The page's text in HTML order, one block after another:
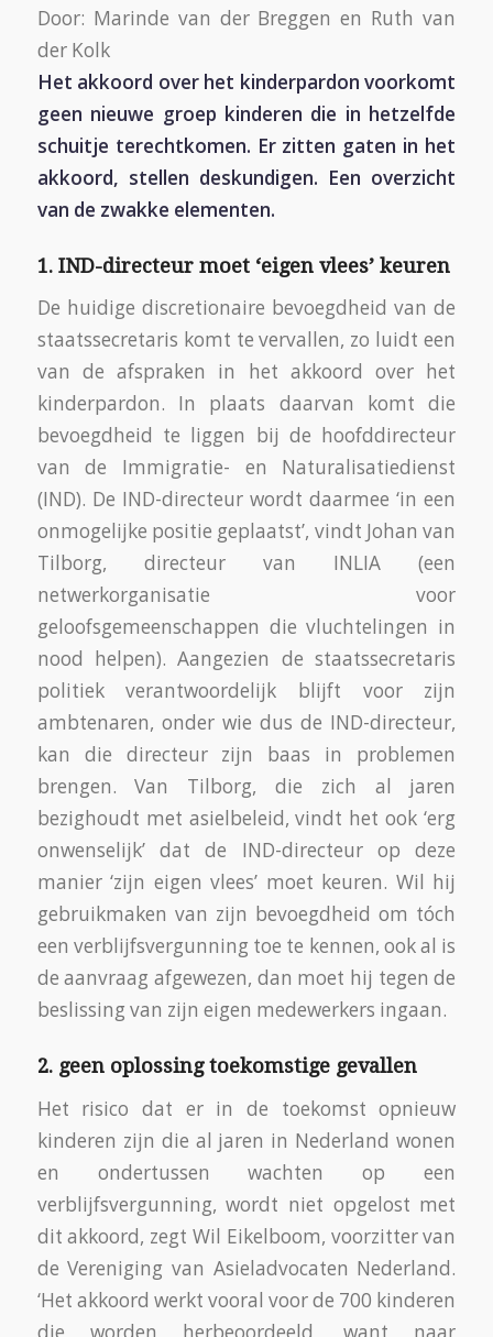
Door: Marinde van der Breggen en Ruth van
der Kolk
Het akkoord over het kinderpardon voorkomt
geen nieuwe groep kinderen die in hetzelfde
schuitje terechtkomen. Er zitten gaten in het
akkoord, stellen deskundigen. Een overzicht
van de zwakke elementen.
1. IND-directeur moet ‘eigen vlees’ keuren
De huidige discretionaire bevoegdheid van de
staatssecretaris komt te vervallen, zo luidt een
van de afspraken in het akkoord over het
kinderpardon. In plaats daarvan komt die
bevoegdheid te liggen bij de hoofddirecteur
van de Immigratie- en Naturalisatiedienst
(IND). De IND-directeur wordt daarmee ‘in een
onmogelijke positie geplaatst’, vindt Johan van
Tilborg, directeur van INLIA (een
netwerkorganisatie voor
geloofsgemeenschappen die vluchtelingen in
nood helpen). Aangezien de staatssecretaris
politiek verantwoordelijk blijft voor zijn
ambtenaren, onder wie dus de IND-directeur,
kan die directeur zijn baas in problemen
brengen. Van Tilborg, die zich al jaren
bezighoudt met asielbeleid, vindt het ook ‘erg
onwenselijk’ dat de IND-directeur op deze
manier ‘zijn eigen vlees’ moet keuren. Wil hij
gebruikmaken van zijn bevoegdheid om tóch
een verblijfsvergunning toe te kennen, ook al is
de aanvraag afgewezen, dan moet hij tegen de
beslissing van zijn eigen medewerkers ingaan.
2. geen oplossing toekomstige gevallen
Het risico dat er in de toekomst opnieuw
kinderen zijn die al jaren in Nederland wonen
en ondertussen wachten op een
verblijfsvergunning, wordt niet opgelost met
dit akkoord, zegt Wil Eikelboom, voorzitter van
de Vereniging van Asieladvocaten Nederland.
‘Het akkoord werkt vooral voor de 700 kinderen